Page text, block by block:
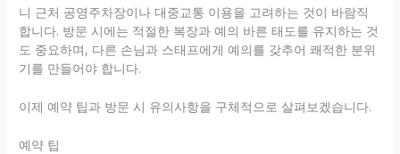
니 근처 공영주차장이나 대중교통 이용을 고려하는 것이 바람직
합니다. 방문 시에는 적절한 복장과 예의 바른 태도를 유지하는 것
도 중요하며, 다른 손님과 스태프에게 예의를 갖추어 쾌적한 분위
기를 만들어야 합니다.
이제 예약 팁과 방문 시 유의사항을 구체적으로 살펴보겠습니다.
예약 팁